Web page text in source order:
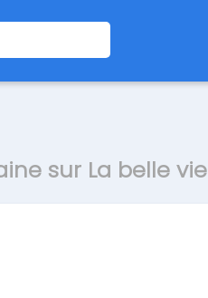
sur La belle vie